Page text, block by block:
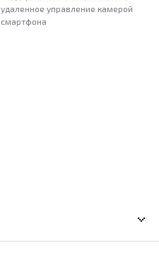
удаленное управление камерой
смартфона